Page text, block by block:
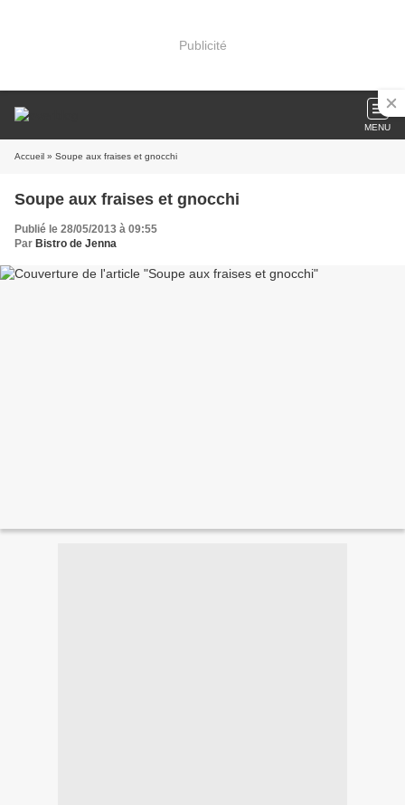
Publicité
MENU
Accueil » Soupe aux fraises et gnocchi
Soupe aux fraises et gnocchi
Publié le 28/05/2013 à 09:55
Par Bistro de Jenna